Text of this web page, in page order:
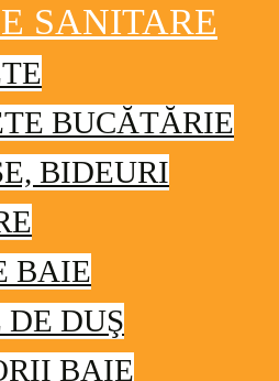
SANITARE
BUCĂTĂRIE
BIDEURI
BAIE
DUŞ
BAIE